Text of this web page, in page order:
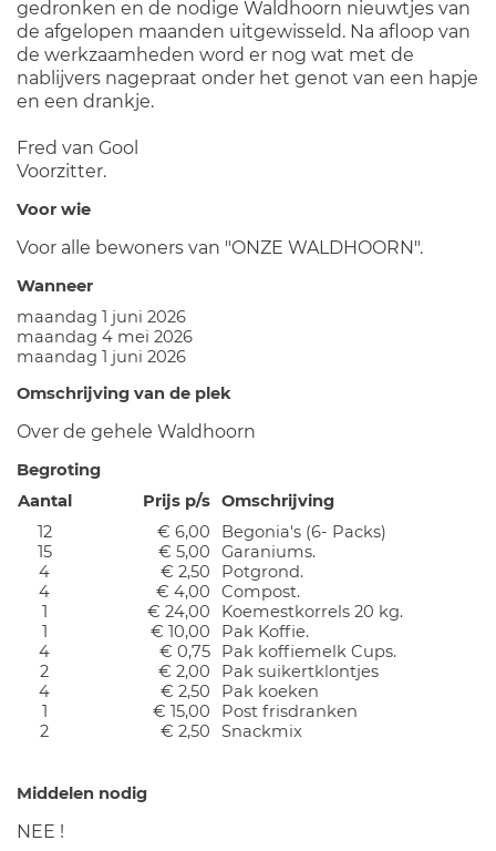
gedronken en de nodige Waldhoorn nieuwtjes van
de afgelopen maanden uitgewisseld. Na afloop van
de werkzaamheden word er nog wat met de
nablijvers nagepraat onder het genot van een hapje
en een drankje.
Fred van Gool
Voorzitter.
Voor wie
Voor alle bewoners van "ONZE WALDHOORN".
Wanneer
maandag 1 juni 2026
maandag 4 mei 2026
maandag 1 juni 2026
Omschrijving van de plek
Over de gehele Waldhoorn
Begroting
Aantal
Prijs p/s Omschrijving
12
€ 6,00
Begonia's (6- Packs)
15
€ 5,00
Garaniums.
4
€ 2,50
Potgrond.
4
€ 4,00
Compost.
1
€ 24,00
Koemestkorrels 20 kg.
1
€ 10,00
Pak Koffie.
4
€ 0,75
Pak koffiemelk Cups.
2
€ 2,00
Pak suikertklontjes
4
€ 2,50
Pak koeken
1
€ 15,00
Post frisdranken
2
€ 2,50 Snackmix
Middelen nodig
NEE !